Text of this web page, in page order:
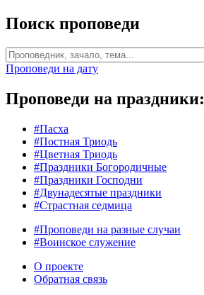
Поиск проповеди
Проповеди на дату
Проповеди на праздники:
#Пасха
#Постная Триодь
#Цветная Триодь
#Праздники Богородичные
#Праздники Господни
#Двунадесятые праздники
#Страстная седмица
#Проповеди на разные случаи
#Воинское служение
О проекте
Обратная связь